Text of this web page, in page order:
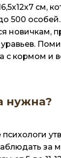
см,
500
новичкам,
с кормом и
нужна?
за